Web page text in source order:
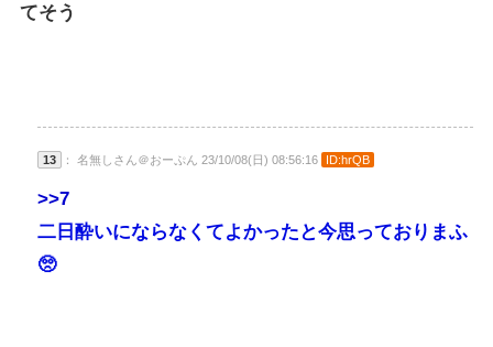
てそう
13 ： 名無しさん＠おーぷん 23/10/08(日) 08:56:16 ID:hrQB
>>7
二日酔いにならなくてよかったと今思っておりまふ
🥺